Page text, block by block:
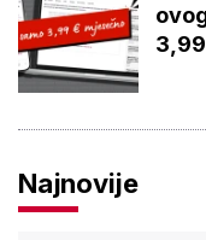
Najnovije